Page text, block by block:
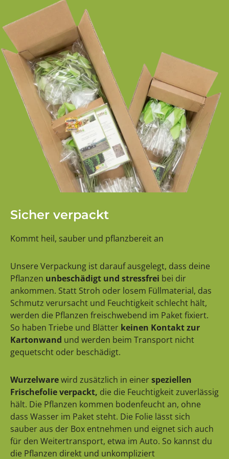
Sicher verpackt
Kommt heil, sauber und pflanzbereit an
Unsere Verpackung ist darauf ausgelegt, dass deine
Pflanzen unbeschädigt und stressfrei bei dir
ankommen. Statt Stroh oder losem Füllmaterial, das
Schmutz verursacht und Feuchtigkeit schlecht hält,
werden die Pflanzen freischwebend im Paket fixiert.
So haben Triebe und Blätter keinen Kontakt zur
Kartonwand und werden beim Transport nicht
gequetscht oder beschädigt.
Wurzelwarewird zusätzlich in einerspeziellen
Frischefolie verpackt, die die Feuchtigkeit zuverlässig
hält. Die Pflanzen kommen bodenfeucht an, ohne
dass Wasser im Paket steht. Die Folie lässt sich
sauber aus der Box entnehmen und eignet sich auch
für den Weitertransport, etwa im Auto. So kannst du
die Pflanzen direkt und unkompliziert